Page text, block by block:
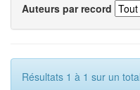
Auteurs par record
Résultats 1 à 1 sur un